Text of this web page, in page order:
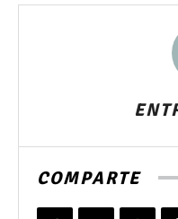
COMPARTE